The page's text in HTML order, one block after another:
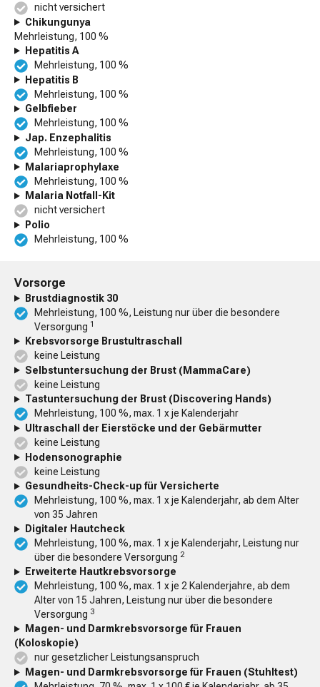
nicht versichert
Chikungunya
Mehrleistung, 100 %
Hepatitis A
Mehrleistung, 100 %
Hepatitis B
Mehrleistung, 100 %
Gelbfieber
Mehrleistung, 100 %
Jap. Enzephalitis
Mehrleistung, 100 %
Malariaprophylaxe
Mehrleistung, 100 %
Malaria Notfall-Kit
nicht versichert
Polio
Mehrleistung, 100 %
Vorsorge
Brustdiagnostik 30
Mehrleistung, 100 %, Leistung nur über die besondere
Versorgung 1
Krebsvorsorge Brustultraschall
keine Leistung
Selbstunter­suchung der Brust (MammaCare)
keine Leistung
Tast­unter­suchung der Brust (Discovering Hands)
Mehrleistung, 100 %, max. 1 x je Kalenderjahr
Ultraschall der Eierstöcke und der Gebärmutter
keine Leistung
Hodensono­graphie
keine Leistung
Gesundheits-Check-up für Versicherte
Mehrleistung, 100 %, max. 1 x je Kalenderjahr, ab dem Alter
von 35 Jahren
Digitaler Hautcheck
Mehrleistung, 100 %, max. 1 x je Kalenderjahr, Leistung nur
über die besondere Versorgung 2
Erweiterte Hautkrebsvorsorge
Mehrleistung, 100 %, max. 1 x je 2 Kalenderjahre, ab dem
Alter von 15 Jahren, Leistung nur über die besondere
Versorgung 3
Magen- und Darmkrebsvorsorge für Frauen
(Koloskopie)
nur gesetzlicher Leistungsanspruch
Magen- und Darmkrebsvorsorge für Frauen (Stuhltest)